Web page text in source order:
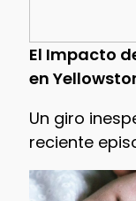
El Impacto
en
Un giro
reciente